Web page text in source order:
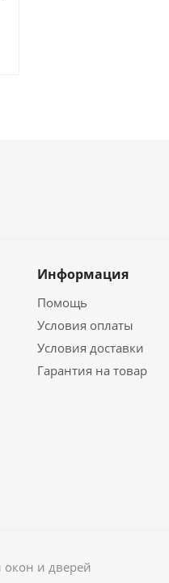
Информация
Помощь
Условия оплаты
Условия доставки
Гарантия на товар
окон и дверей